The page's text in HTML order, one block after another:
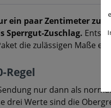
ein paar Zentimeter zu
Sperrgut-Zuschlag.
die zulässigen Maße
Regel
nur dann als
drei Werte sind die